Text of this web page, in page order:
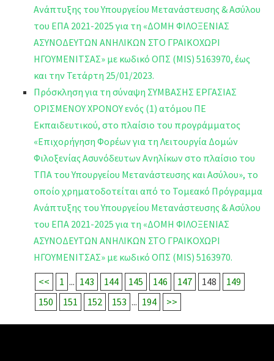
Ανάπτυξης του Υπουργείου Μετανάστευσης & Ασύλου
του ΕΠΑ 2021-2025 για τη «ΔΟΜΗ ΦΙΛΟΞΕΝΙΑΣ
ΑΣΥΝΟΔΕΥΤΩΝ ΑΝΗΛΙΚΩΝ ΣΤΟ ΓΡΑΙΚΟΧΩΡΙ
ΗΓΟΥΜΕΝΙΤΣΑΣ» με κωδικό ΟΠΣ (MIS) 5163970, έως
και την Τετάρτη 25/01/2023.
Πρόσκληση για τη σύναψη ΣΥΜΒΑΣΗΣ ΕΡΓΑΣΙΑΣ
ΟΡΙΣΜΕΝΟΥ ΧΡΟΝΟΥ ενός (1) ατόμου ΠΕ
Εκπαιδευτικού, στο πλαίσιο του προγράμματος
«Επιχορήγηση Φορέων για τη Λειτουργία Δομών
Φιλοξενίας Ασυνόδευτων Ανηλίκων στο πλαίσιο του
ΤΠΑ του Υπουργείου Μετανάστευσης και Ασύλου», το
οποίο χρηματοδοτείται από το Τομεακό Πρόγραμμα
Ανάπτυξης του Υπουργείου Μετανάστευσης & Ασύλου
του ΕΠΑ 2021-2025 για τη «ΔΟΜΗ ΦΙΛΟΞΕΝΙΑΣ
ΑΣΥΝΟΔΕΥΤΩΝ ΑΝΗΛΙΚΩΝ ΣΤΟ ΓΡΑΙΚΟΧΩΡΙ
ΗΓΟΥΜΕΝΙΤΣΑΣ» με κωδικό ΟΠΣ (MIS) 5163970.
<<
1 ... 143 144 145 146 147 148
149
150
151 152 153 ... 194 >>